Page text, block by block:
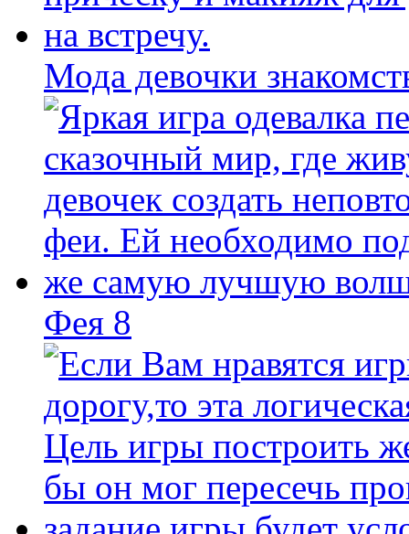
Мода девочки
Фея 8